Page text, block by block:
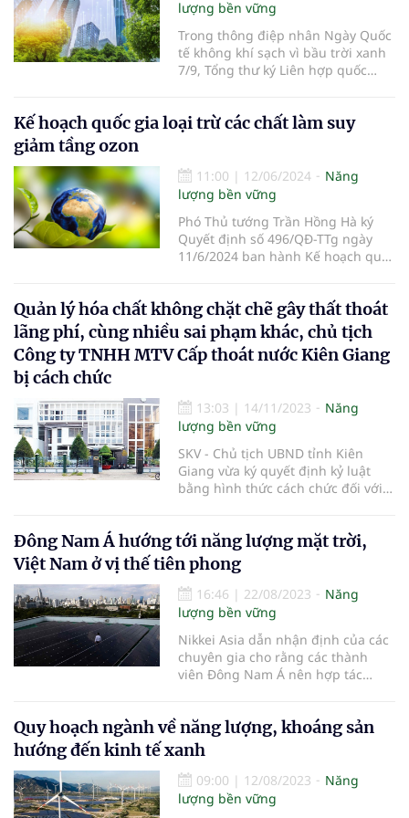
lượng bền vững
Trong thông điệp nhân Ngày Quốc
tế không khí sạch vì bầu trời xanh
7/9, Tổng thư ký Liên hợp quốc
vào không khí sạch để cứu sống
Kế hoạch quốc gia loại trừ các chất làm suy
giảm tầng ozon
11:00 | 12/06/2024
Năng
lượng bền vững
Phó Thủ tướng Trần Hồng Hà ký
Quyết định số 496/QĐ-TTg ngày
11/6/2024 ban hành Kế hoạch quốc
ứng nhà kính được kiểm soát.
Quản lý hóa chất không chặt chẽ gây thất thoát
lãng phí, cùng nhiều sai phạm khác, chủ tịch
Công ty TNHH MTV Cấp thoát nước Kiên Giang
bị cách chức
13:03 | 14/11/2023
Năng
lượng bền vững
SKV - Chủ tịch UBND tỉnh Kiên
Giang vừa ký quyết định kỷ luật
bằng hình thức cách chức đối với
thoát nước Kiên Giang do để xảy ra
nhiều sai phạm.
Đông Nam Á hướng tới năng lượng mặt trời,
Việt Nam ở vị thế tiên phong
16:46 | 22/08/2023
Năng
lượng bền vững
Nikkei Asia dẫn nhận định của các
chuyên gia cho rằng các thành
viên Đông Nam Á nên hợp tác
lượng mặt trời.
Quy hoạch ngành về năng lượng, khoáng sản
hướng đến kinh tế xanh
09:00 | 12/08/2023
Năng
lượng bền vững